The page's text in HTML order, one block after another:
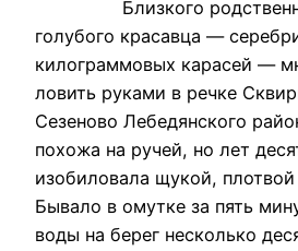
Близкого
голубого красавца —
килограммовых карасей —
ловить руками в речке
Сезеново Лебедянского
похожа на ручей, но лет
изобиловала щукой,
Бывало в омутке за пять
воды на берег несколько